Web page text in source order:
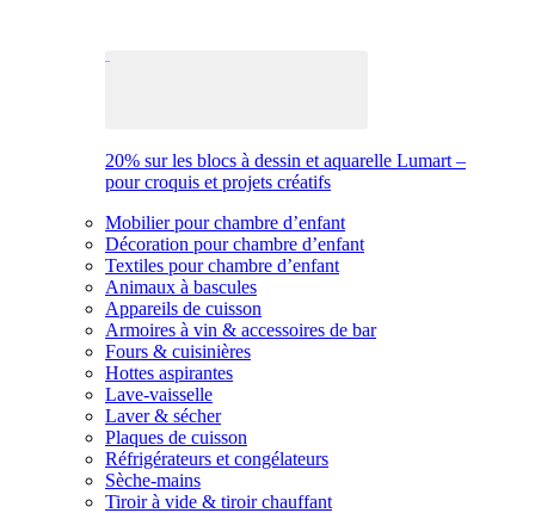
20% sur les blocs à dessin et aquarelle Lumart –
pour croquis et projets créatifs
Mobilier pour chambre d’enfant
Décoration pour chambre d’enfant
Textiles pour chambre d’enfant
Animaux à bascules
Appareils de cuisson
Armoires à vin & accessoires de bar
Fours & cuisinières
Hottes aspirantes
Lave-vaisselle
Laver & sécher
Plaques de cuisson
Réfrigérateurs et congélateurs
Sèche-mains
Tiroir à vide & tiroir chauffant